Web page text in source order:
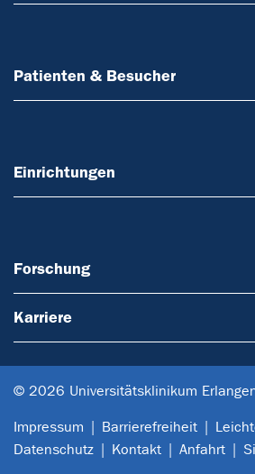
Patienten & Besucher
Einrichtungen
Forschung
Karriere
© 2026 Universitätsklinikum
Impressum Barrierefreiheit
Datenschutz
Kontakt Anfahrt